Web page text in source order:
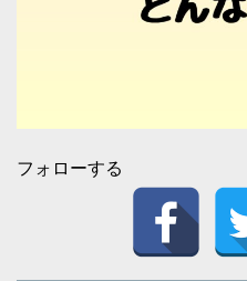
フォローする